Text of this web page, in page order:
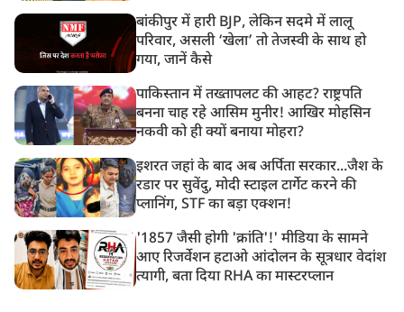
बांकीपुर में हारी BJP, लेकिन सदमे में लालू
परिवार, असली ‘खेला’ तो तेजस्वी के साथ हो
गया, जानें कैसे
पाकिस्तान में तख्तापलट की आहट? राष्ट्रपति
बनना चाह रहे आसिम मुनीर! आखिर मोहसिन
नकवी को ही क्यों बनाया मोहरा?
इशरत जहां के बाद अब अर्पिता सरकार...जैश के
रडार पर सुवेंदु, मोदी स्टाइल टार्गेट करने की
प्लानिंग, STF का बड़ा एक्शन!
'1857 जैसी होगी 'क्रांति'!' मीडिया के सामने
आए रिजर्वेशन हटाओ आंदोलन के सूत्रधार वेदांश
त्यागी, बता दिया RHA का मास्टरप्लान